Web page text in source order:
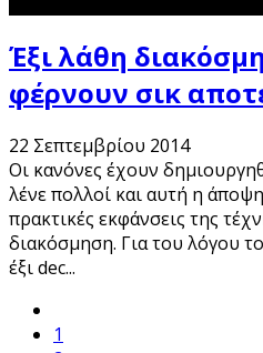
Έξι λάθη
φέρνουν σικ
22 Σεπτεμβρίου 2014
Οι κανόνες έχουν
λένε πολλοί και αυτή η
πρακτικές εκφάνσεις της
διακόσμηση. Για του λόγου
έξι dec...
1